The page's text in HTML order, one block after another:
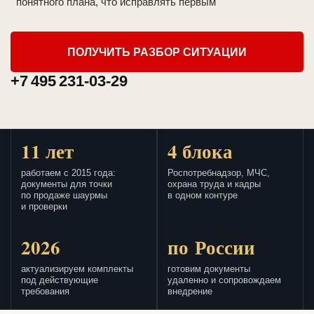
ПОЛУЧИТЬ РАЗБОР СИТУАЦИИ
+7 495 231-03-29
11 лет
работаем с 2015 года:
документы для точки
по продаже шаурмы
и проверки
4 блока
Роспотребнадзор, МЧС,
охрана труда и кадры
в одном контуре
2026
актуализируем комплекты
под действующие
требования
по России
готовим документы
удаленно и сопровождаем
внедрение